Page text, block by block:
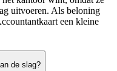
uitvoeren. Als beloning
een kleine
de slag?